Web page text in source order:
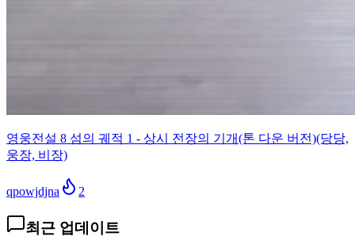
영웅전설 8 섬의 궤적 1 - 상시 전장의 기개(톤 다운 버전)(당당,
웅장, 비장)
qpowjdjna 2
최근 업데이트